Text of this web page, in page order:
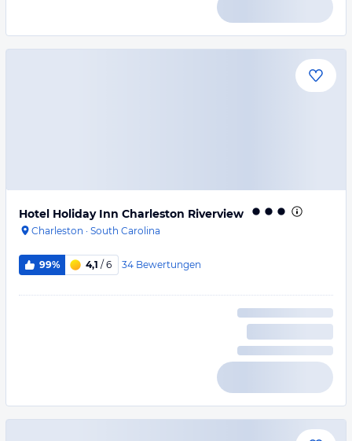
Hotel Holiday Inn Charleston Riverview
Charleston · South Carolina
99% 4,1 / 6 34 Bewertungen